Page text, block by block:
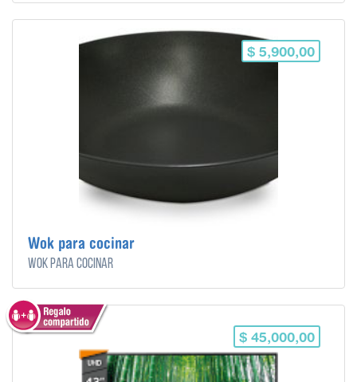
$ 5,900,00
Wok para cocinar
Wok para cocinar
$ 45,000,00